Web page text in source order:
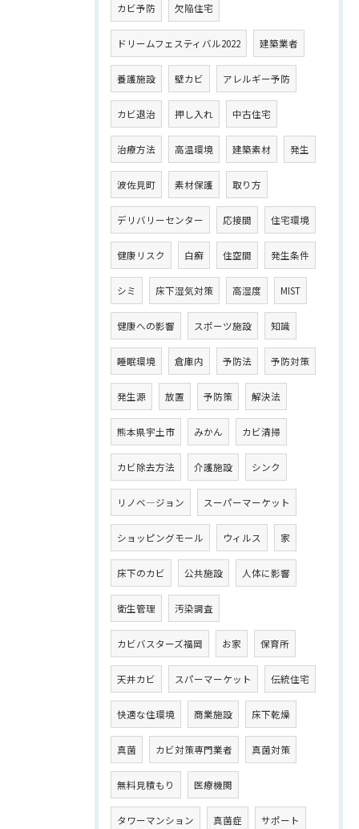
カビ予防 欠陥住宅
ドリームフェスティバル2022 建築業者
養護施設 壁カビ アレルギー予防
カビ退治 押し入れ 中古住宅
治療方法 高温環境 建築素材 発生
波佐見町 素材保護 取り方
デリバリーセンター 応接間 住宅環境
健康リスク 白癬 住空間 発生条件
シミ 床下湿気対策 高湿度 MIST
健康への影響 スポーツ施設 知識
睡眠環境 倉庫内 予防法 予防対策
発生源 放置 予防策 解決法
熊本県宇土市 みかん カビ清掃
カビ除去方法 介護施設 シンク
リノベ―ジョン スーパーマーケット
ショッピングモール ウィルス 家
床下のカビ 公共施設 人体に影響
衛生管理 汚染調査
カビバスターズ福岡 お家 保育所
天井カビ スパーマーケット 伝統住宅
快適な住環境 商業施設 床下乾燥
真菌 カビ対策専門業者 真菌対策
無料見積もり 医療機関
タワーマンション 真菌症 サポート